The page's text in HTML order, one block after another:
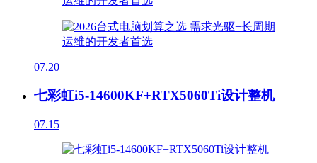
07.20
七彩虹i5-14600KF+RTX5060Ti设计整机
07.15